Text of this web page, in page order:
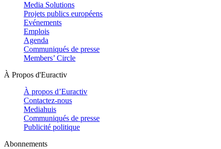
Media Solutions
Projets publics européens
Evénements
Emplois
Agenda
Communiqués de presse
Members’ Circle
À Propos d'Euractiv
À propos d’Euractiv
Contactez-nous
Mediahuis
Communiqués de presse
Publicité politique
Abonnements